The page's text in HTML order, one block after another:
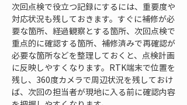
次回点検で役立つ記録にするには、重要度や
対応状況も残しておきます。すぐに補修が必
要な箇所、経過観察とする箇所、次回点検で
重点的に確認する箇所、補修済みで再確認が
必要な箇所などを整理しておくと、点検計画
に反映しやすくなります。RTK端末で位置を
残し、360度カメラで周辺状況を残しておけ
ば、次回の担当者が現地に入る前に確認内容